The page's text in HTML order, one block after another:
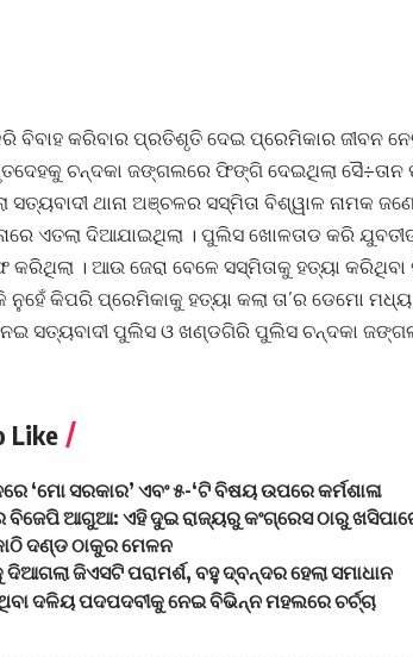
ବିବାହ କରିବାର ପ୍ରତିଶୃତି ଦେଇ ପ୍ରେମିକାର ଜୀବନ
ଚନ୍ଦକା ଜଙ୍ଗଲରେ ଫିଙ୍ଗି ଦେଇଥିଲା ସୈ÷ତାନ
ସତ୍ୟବାଦୀ ଥାନା ଅଞ୍ଚଳର ସସ୍ମିତା ବିଶ୍ୱାଳ ନାମକ
ଏତଲା ଦିଆଯାଇଥିଲା । ପୁଲିସ ଖୋଳତାଡ କରି
। ଆଉ ଜେରା ବେଳେ ସସ୍ମିତାକୁ ହତ୍ୟା
କିପରି ପ୍ରେମିକାକୁ ହତ୍ୟା କଲା ତା’ର ଡେମୋ ମଧ୍ୟ
ସତ୍ୟବାଦୀ ପୁଲିସ ଓ ଖଣ୍ଡଗିରି ପୁଲିସ ଚନ୍ଦକା
Like
‘ମୋ ସରକାର’ ଏବଂ ୫-‘ଟି ବିଷୟ ଉପରେ କର୍ମଶାଳା
ଆଗୁଆ: ଏହି ଦୁଇ ରାଜ୍ୟରୁ କଂଗ୍ରେସ ଠାରୁ
ଦଣ୍ଡ ଠାକୁର ମେଳନ
ଦିଆଗଲା ଜିଏସଟି ପରାମର୍ଶ, ବହୁ ଦ୍ବନ୍ଦର ହେଲା ସମାଧାନ
ଦଳିୟ ପଦପଦବୀକୁ ନେଇ ବିଭିନ୍ନ ମହଲରେ ଚର୍ଚ୍ଚା